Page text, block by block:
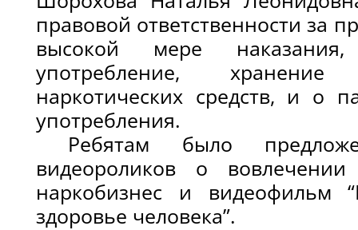
правовой ответственности за
высокой мере
употребление,
наркотических средств, и о
употребления.
Ребятам было
видеороликов о
наркобизнес и видеофильм
здоровье человека”.